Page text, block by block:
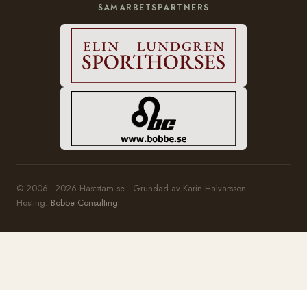
SAMARBETSPARTNERS
© 2006–2026 Häststam.se · Grundad av Karin Halvarsson
Hosting: Bobbe Consulting